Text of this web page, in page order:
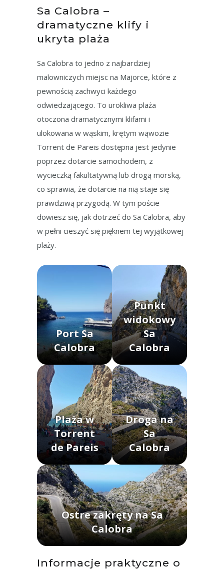
Sa Calobra –
dramatyczne klify i
ukryta plaża
Sa Calobra to jedno z najbardziej
malowniczych miejsc na Majorce, które z
pewnością zachwyci każdego
odwiedzającego. To urokliwa plaża
otoczona dramatycznymi klifami i
ulokowana w wąskim, krętym wąwozie
Torrent de Pareis dostępna jest jedynie
poprzez dotarcie samochodem, z
wycieczką fakultatywną lub drogą morską,
co sprawia, że dotarcie na nią staje się
prawdziwą przygodą. W tym poście
dowiesz się, jak dotrzeć do Sa Calobra, aby
w pełni cieszyć się pięknem tej wyjątkowej
plaży.
Port Sa
Calobra
Punkt
widokowy
Sa
Calobra
Plaża w
Torrent
de Pareis
Droga na
Sa
Calobra
Ostre zakręty na Sa
Calobra
Informacje praktyczne o